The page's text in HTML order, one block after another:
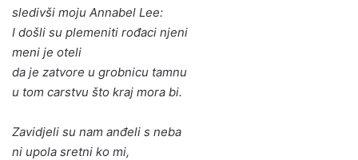
sledivši moju Annabel Lee:
I došli su plemeniti rođaci njeni
meni je oteli
da je zatvore u grobnicu tamnu
u tom carstvu što kraj mora bi.
Zavidjeli su nam anđeli s neba
ni upola sretni ko mi,